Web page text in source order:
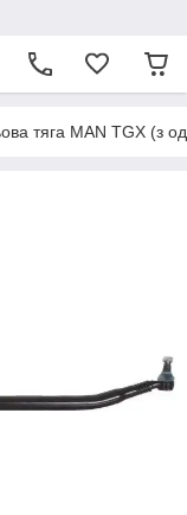
тягa МАN TGX (з